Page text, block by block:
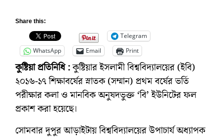
Share this:
Telegram
WhatsApp
Email Print
কুষ্টিয়া প্রতিনিধি :কুষ্টিয়ার ইসলামী বিশ্ববিদ্যালয়ের (ইবি)
২০১৬-১৭ শিক্ষাবর্ষের স্নাতক (সম্মান) প্রথম বর্ষের ভর্তি
পরীক্ষার কলা ও মানবিক অনুষদভুক্ত ‘বি’ ইউনিটের ফল
প্রকাশ করা হয়েছে।
সোমবার দুপুর আড়াইটায় বিশ্ববিদ্যালয়ের উপাচার্য অধ্যাপক